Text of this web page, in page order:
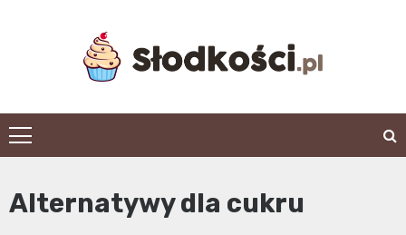
slodkosci.pl
Alternatywy dla cukru